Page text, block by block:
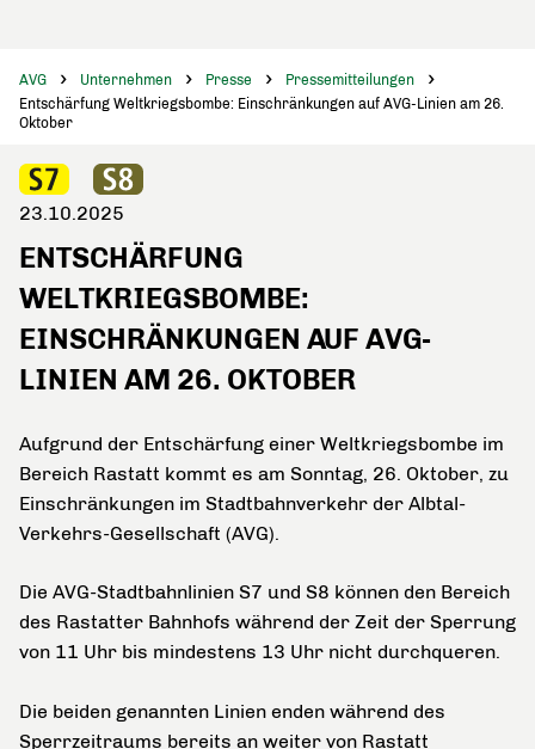
AVG Unternehmen Presse
Pressemitteilungen
Entschärfung Weltkriegsbombe: Einschränkungen auf AVG-Linien am 26.
Oktober
23.10.2025
ENTSCHÄRFUNG
WELTKRIEGSBOMBE:
EINSCHRÄNKUNGEN AUF AVG-
LINIEN AM 26. OKTOBER
Aufgrund der Entschärfung einer Weltkriegsbombe im
Bereich Rastatt kommt es am Sonntag, 26. Oktober, zu
Einschränkungen im Stadtbahnverkehr der Albtal-
Verkehrs-Gesellschaft (AVG).
Die AVG-Stadtbahnlinien S7 und S8 können den Bereich
des Rastatter Bahnhofs während der Zeit der Sperrung
von 11 Uhr bis mindestens 13 Uhr nicht durchqueren.
Die beiden genannten Linien enden während des
Sperrzeitraums bereits an weiter von Rastatt